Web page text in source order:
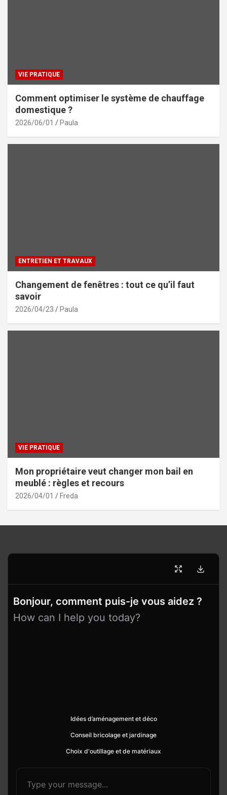
VIE PRATIQUE
Comment optimiser le système de chauffage
domestique ?
2026/06/01 Paula
ENTRETIEN ET TRAVAUX
Changement de fenêtres : tout ce qu’il faut
savoir
2026/04/23 Paula
VIE PRATIQUE
Mon propriétaire veut changer mon bail en
meublé : règles et recours
2026/04/01 Freda
Bonjour, comment puis-je vous aidez ?
How can I help you today?
Idées d’aménagement et déco
Conseil bricolage et jardinage
Choix d'outillage et de matériaux